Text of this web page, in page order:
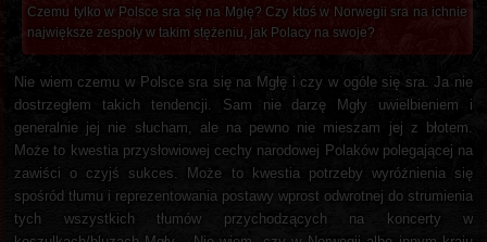
Czemu tylko w Polsce sra się na Mgłę? Czy ktoś w Norwegii sra na ichnie
największe zespoły w takim stężeniu, jak Polacy na swoje?
Nie wiem czemu w Polsce sra się na Mgłę i czy w ogóle się sra. Ja nie
dostrzegłem takich tendencji. Sam nie darzę Mgły uwielbieniem i
generalnie jej nie słucham, ale na pewno nie mieszam jej z błotem.
Może to kwestia przysłowiowej cechy narodowej Polaków polegającej na
zawiści o czyjś sukces. Może to kwestia potrzeby wyróżnienia się
spośród tłumu i reprezentowania postawy wprost odwrotnej do strumienia
tych wszystkich tłumów przychodzących na koncerty w